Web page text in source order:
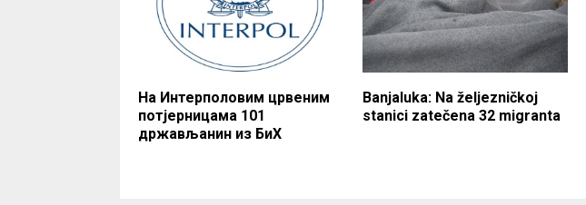
На Интерполовим црвеним
потјерницама 101
држављанин из БиХ
Banjaluka: Na željezničkoj
stanici zatečena 32 migranta